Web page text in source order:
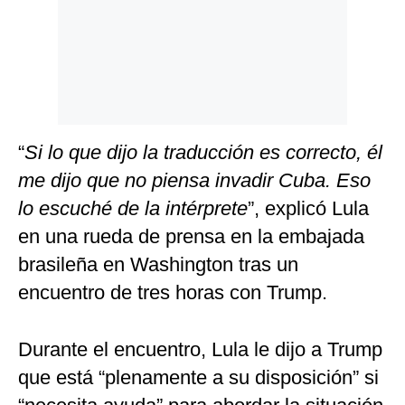
“Si lo que dijo la traducción es correcto, él
me dijo que no piensa invadir Cuba. Eso
lo escuché de la intérprete”, explicó Lula
en una rueda de prensa en la embajada
brasileña en Washington tras un
encuentro de tres horas con Trump.
Durante el encuentro, Lula le dijo a Trump
que está “plenamente a su disposición” si